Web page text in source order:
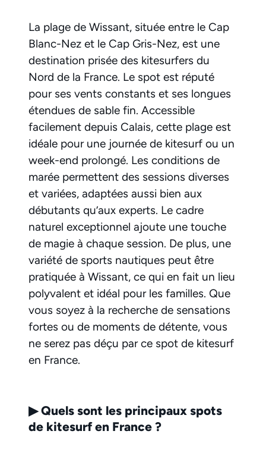
La plage de Wissant, située entre le Cap
Blanc-Nez et le Cap Gris-Nez, est une
destination prisée des kitesurfers du
Nord de la France. Le spot est réputé
pour ses vents constants et ses longues
étendues de sable fin. Accessible
facilement depuis Calais, cette plage est
idéale pour une journée de kitesurf ou un
week-end prolongé. Les conditions de
marée permettent des sessions diverses
et variées, adaptées aussi bien aux
débutants qu’aux experts. Le cadre
naturel exceptionnel ajoute une touche
de magie à chaque session. De plus, une
variété de sports nautiques peut être
pratiquée à Wissant, ce qui en fait un lieu
polyvalent et idéal pour les familles. Que
vous soyez à la recherche de sensations
fortes ou de moments de détente, vous
ne serez pas déçu par ce spot de kitesurf
en France.
▶Quels sont les principaux spots
de kitesurf en France ?